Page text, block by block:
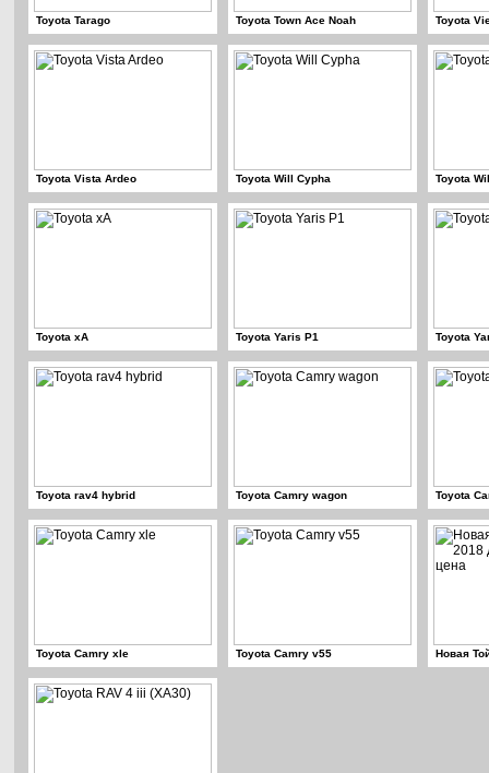
Toyota Tarago Toyota Town Ace Noah Toyota
Toyota Vista Ardeo Toyota Will Cypha Toyota
Toyota xA Toyota Yaris P1 Toyota
Toyota rav4 hybrid Toyota Camry wagon Toyota
Toyota Camry xle Toyota Camry v55 Новая